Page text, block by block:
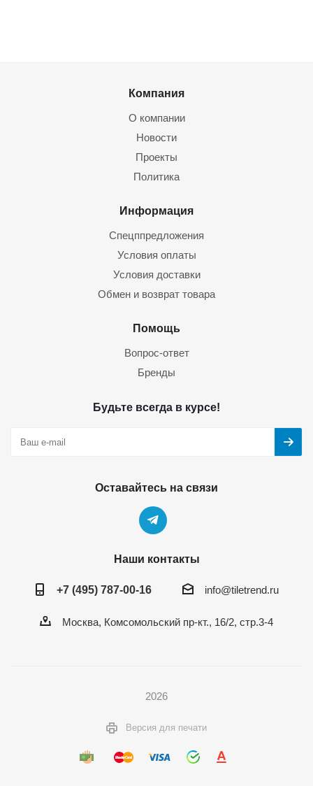
Компания
О компании
Новости
Проекты
Политика
Информация
Спецппредложения
Условия оплаты
Условия доставки
Обмен и возврат товара
Помощь
Вопрос-ответ
Бренды
Будьте всегда в курсе!
Оставайтесь на связи
Наши контакты
+7 (495) 787-00-16 info@tiletrend.ru
Москва, Комсомольский пр-кт., 16/2, стр.3-4
2026
Версия для печати